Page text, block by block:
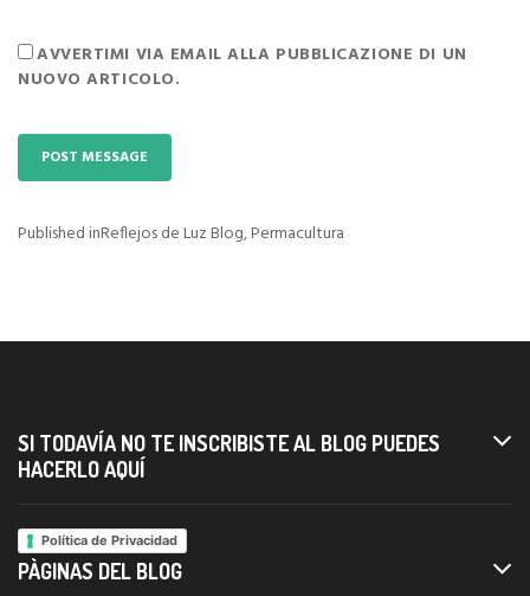
AVVERTIMI VIA EMAIL ALLA PUBBLICAZIONE DI UN
NUOVO ARTICOLO.
Navigazione
Published inReflejos de Luz Blog, Permacultura
SI TODAVÍA NO TE INSCRIBISTE AL BLOG PUEDES
HACERLO AQUÍ
Política de Privacidad
PÀGINAS DEL BLOG